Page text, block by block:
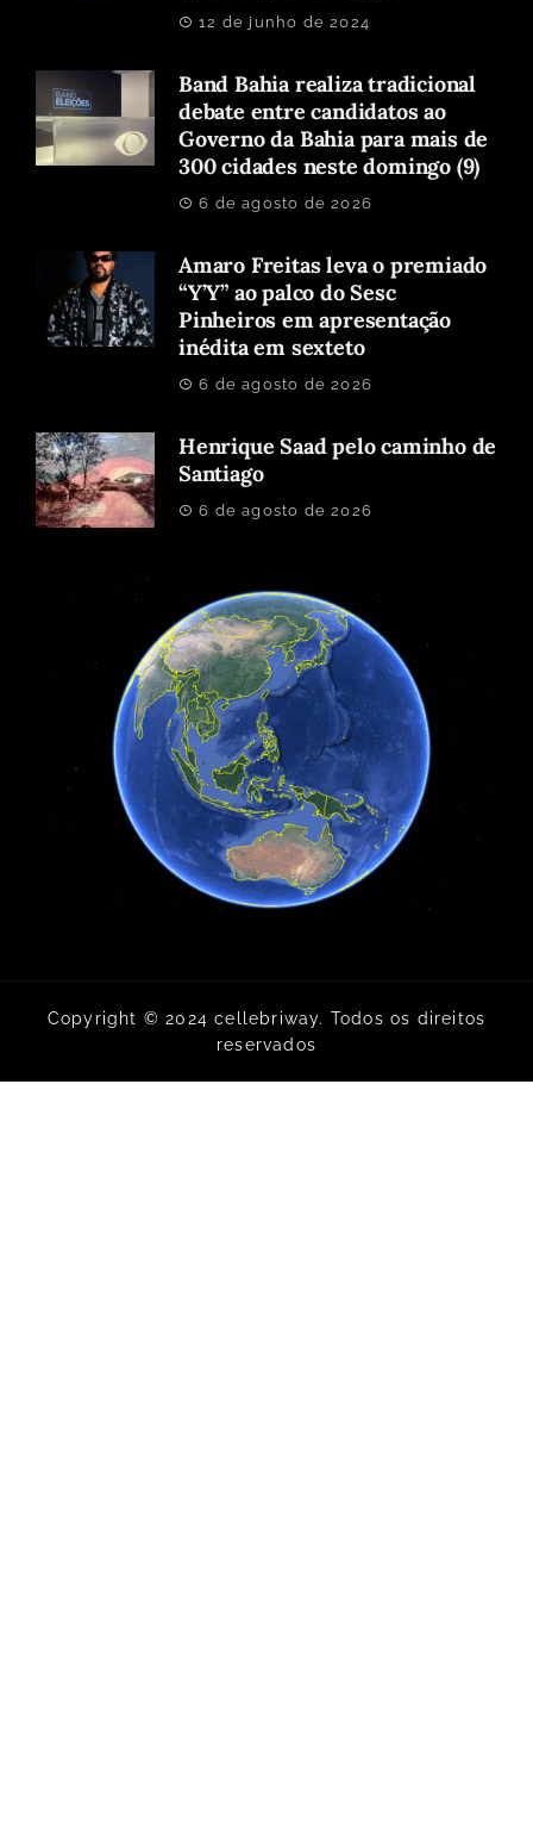
12 de junho de 2024
Band Bahia realiza tradicional
debate entre candidatos ao
Governo da Bahia para mais de
300 cidades neste domingo (9)
6 de agosto de 2026
Amaro Freitas leva o premiado
“Y’Y” ao palco do Sesc
Pinheiros em apresentação
inédita em sexteto
6 de agosto de 2026
Henrique Saad pelo caminho de
Santiago
6 de agosto de 2026
Copyright © 2024 cellebriway. Todos os direitos
reservados